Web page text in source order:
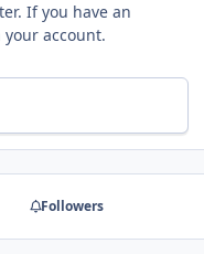
If you have an
account.
Followers